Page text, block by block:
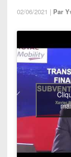
02/06/2021 | Par